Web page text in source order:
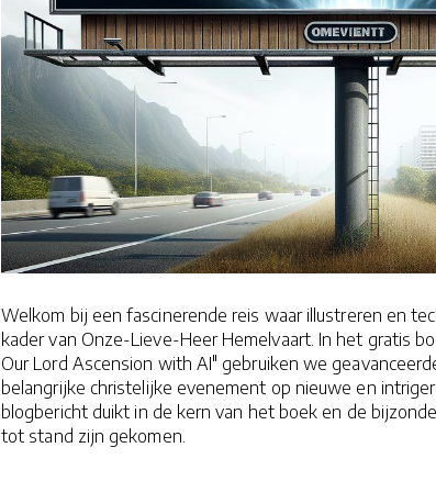
Welkom bij een fascinerende reis waar illustreren en
kader van Onze-Lieve-Heer Hemelvaart. In het gratis
Our Lord Ascension with AI" gebruiken we
belangrijke christelijke evenement op nieuwe en
blogbericht duikt in de kern van het boek en de
tot stand zijn gekomen.